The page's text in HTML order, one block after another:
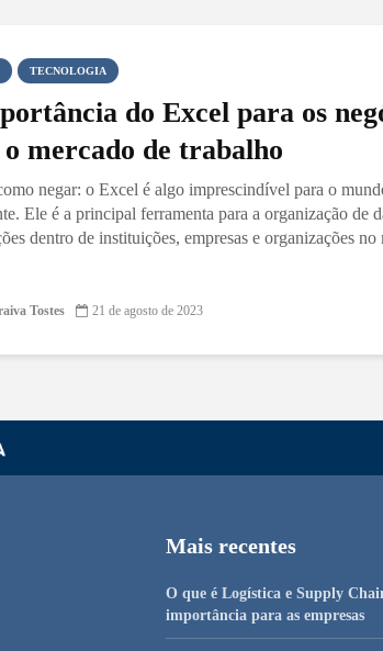
TECNOLOGIA
do Excel para os
mercado de trabalho
negar: o Excel é algo imprescindível para o
Ele é a principal ferramenta para a organização de
dentro de instituições, empresas e organizações no
Tostes 21 de agosto de 2023
Mais recentes
O que é Logística e Supply
importância para as empresas